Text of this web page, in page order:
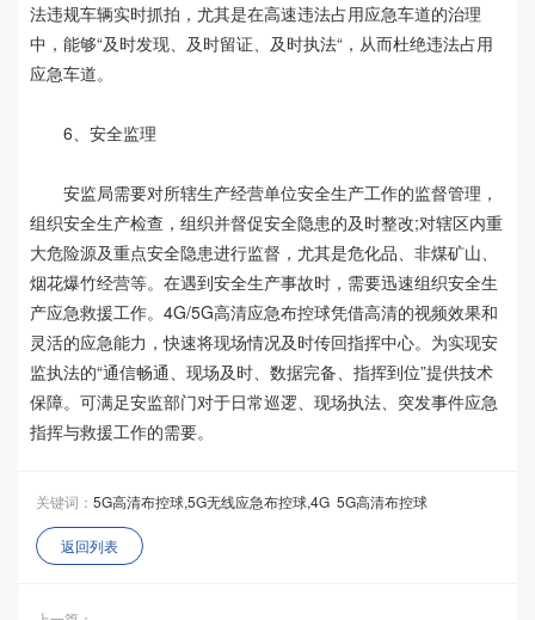
法违规车辆实时抓拍，尤其是在高速违法占用应急车道的治理
中，能够“及时发现、及时留证、及时执法“，从而杜绝违法占用
应急车道。
6、安全监理
安监局需要对所辖生产经营单位安全生产工作的监督管理，
组织安全生产检查，组织并督促安全隐患的及时整改;对辖区内重
大危险源及重点安全隐患进行监督，尤其是危化品、非煤矿山、
烟花爆竹经营等。在遇到安全生产事故时，需要迅速组织安全生
产应急救援工作。4G/5G高清应急布控球凭借高清的视频效果和
灵活的应急能力，快速将现场情况及时传回指挥中心。为实现安
监执法的“通信畅通、现场及时、数据完备、指挥到位”提供技术
保障。可满足安监部门对于日常巡逻、现场执法、突发事件应急
指挥与救援工作的需要。
关键词： 5G高清布控球,5G无线应急布控球,4G 5G高清布控球
返回列表